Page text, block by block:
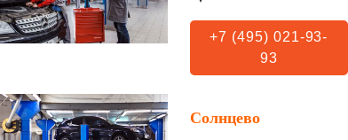
+7 (495) 021-93-
93
Солнцево